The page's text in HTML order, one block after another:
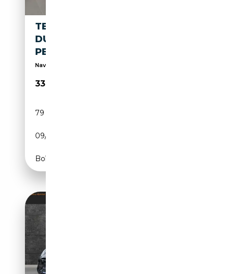
TESLA MODEL Y LONG RANGE
DUAL MOTOR AWD TETTO
PELLE AUTO PILOT
Navi, Sed.ELettr.+Riscald, Retrocamera, Cerchi 20
33 300€
79 000 km
09/2022
Boîte automatique